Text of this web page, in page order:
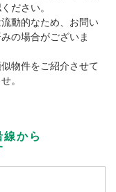
ださい。
動的なため、お問い
の場合がございま
物件をご紹介させて
。
から